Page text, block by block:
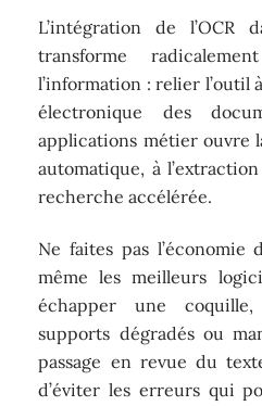
L’intégration de l’OCR
transforme
l’information : relier l’outil
électronique des
applications métier ouvre
automatique, à
recherche accélérée.
Ne faites pas l’économie
même les meilleurs
échapper une
supports dégradés ou
passage en revue du
d’éviter les erreurs qui